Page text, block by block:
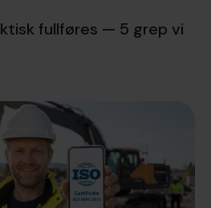
fullføres — 5 grep vi